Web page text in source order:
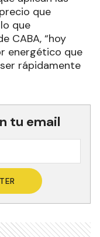
que
que
CABA, “hoy
energético que
rápidamente
tu email